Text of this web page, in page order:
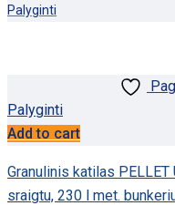
Palyginti
Palyginti
Add to cart
Granulinis katilas
sraigtu, 230 l met.